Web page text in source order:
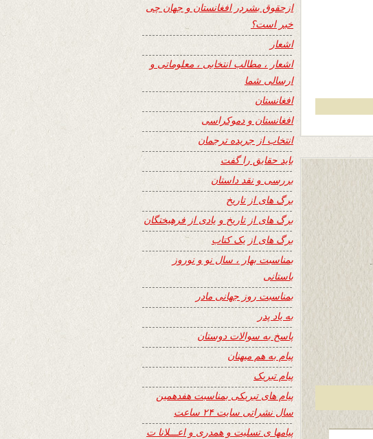
ازحقوق بشردر افغانستان و جهان چی
خبر است؟
اشعار
اشعار ، مطالب انتخابی ، معلوماتی و
ارسالی شما
افغانستان
افغانستان و دموکراسی
انتخاب از جریده ترجمان
باید حقایق را گفت
بررسی و نقد داستان
برگ های از تاریخ
برگ های از تاریخ و یادی از فرهیختگان
برگ های از یک کتاب
بمناسبت بهار ، سال نو و نوروز
باستانی
بمناسبت روز جهانی مادر
به یاد پدر
پاسخ به سوالات دوستان
پیام به هم میهنان
پیام تبریک
پیام های تبریکی بمناسبت هفدهمین
سال نشراتی سایت ۲۴ ساعت
پیامها ی تسلیت و همدری و اعـــلانا ت